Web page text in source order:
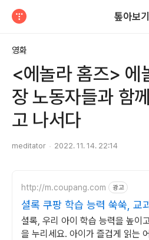
톺아보기
영화
<에놀라 홈즈> 에
장 노동자들과 함
고 나서다
meditator 2022. 11. 14. 22:14
http://m.coupang.com 광고
셜록 쿠팡 학습 능력 쑥쑥, 교
셜록, 우리 아이 학습 능력을 높이
을 누리세요. 아이가 즐겁게 읽는